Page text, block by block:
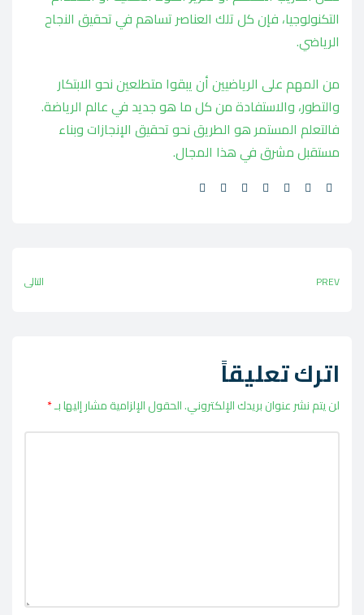
التكنولوجيا، فإن كل تلك العناصر تساهم في تحقيق النجاح
الرياضي.
من المهم على الرياضيين أن يبقوا متطلعين نحو الابتكار
والتطور، والاستفادة من كل ما هو جديد في عالم الرياضة.
فالتعلم المستمر هو الطريق نحو تحقيق الإنجازات وبناء
مستقبل مشرق في هذا المجال.
Share:
PREV التالي
اترك تعليقاً
لن يتم نشر عنوان بريدك الإلكتروني.الحقول الإلزامية مشار إليها بـ*